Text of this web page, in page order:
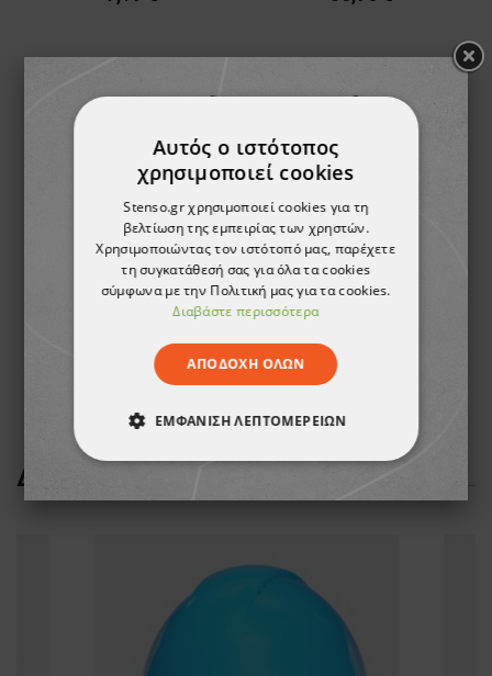
Ανακλαστικό γιλέκο PAYPER ACE MESH ORANGE
9,55 €
ΔΕΊΤΕ ΠΕΡΙΣΣΌΤΕΡΑ
Αυτός ο ιστότοπος
χρησιμοποιεί cookies
Stenso.gr χρησιμοποιεί cookies για τη
βελτίωση της εμπειρίας των χρηστών.
Χρησιμοποιώντας τον ιστότοπό μας, παρέχετε
τη συγκατάθεσή σας για όλα τα cookies
σύμφωνα με την Πολιτική μας για τα cookies.
Διαβάστε περισσότερα
ΑΠΟΔΟΧΉ ΌΛΩΝ
ΕΜΦΆΝΙΣΗ ΛΕΠΤΟΜΕΡΕΙΏΝ
ΑΠΟΛΎΤΩΣ ΑΠΑΡΑΊΤΗΤΑ
ΛΕΙΤΟΥΡΓΙΚΌΤΗΤΑΣ
ΜΗ ΤΑΞΙΝΟΜΗΜΈΝΑ